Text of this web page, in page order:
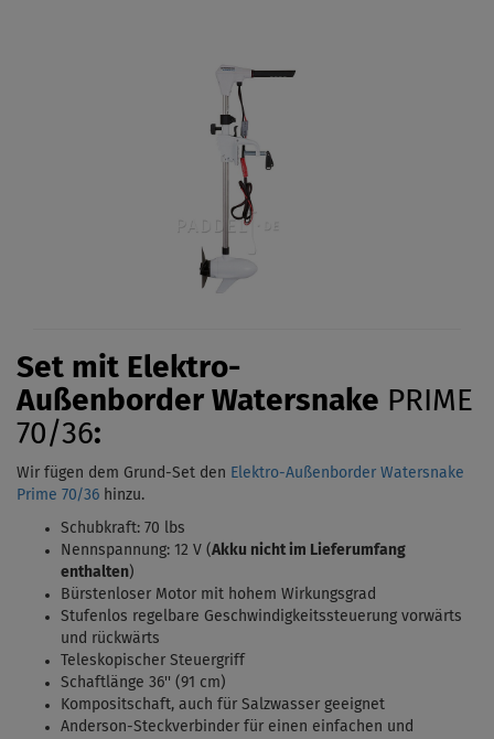
Set mit Elektro-
AußenborderWatersnake PRIME
70/36:
Wir fügen dem Grund-Set den Elektro-Außenborder Watersnake
Prime 70/36 hinzu.
Schubkraft: 70 lbs
Nennspannung: 12 V (Akku nicht im Lieferumfang
enthalten)
Bürstenloser Motor mit hohem Wirkungsgrad
Stufenlos regelbare Geschwindigkeitssteuerung vorwärts
und rückwärts
Teleskopischer Steuergriff
Schaftlänge 36'' (91 cm)
Kompositschaft, auch für Salzwasser geeignet
Anderson-Steckverbinder für einen einfachen und